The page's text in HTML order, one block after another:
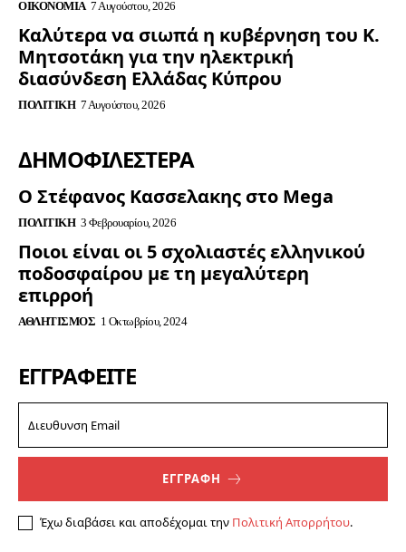
ΟΙΚΟΝΟΜΊΑ 7 Αυγούστου, 2026
Καλύτερα να σιωπά η κυβέρνηση του Κ.
Μητσοτάκη για την ηλεκτρική
διασύνδεση Ελλάδας Κύπρου
ΠΟΛΙΤΙΚΉ 7 Αυγούστου, 2026
ΔΗΜΟΦΙΛΈΣΤΕΡΑ
Ο Στέφανος Κασσελακης στο Mega
ΠΟΛΙΤΙΚΉ 3 Φεβρουαρίου, 2026
Ποιοι είναι οι 5 σχολιαστές ελληνικού
ποδοσφαίρου με τη μεγαλύτερη
επιρροή
ΑΘΛΗΤΙΣΜΌΣ 1 Οκτωβρίου, 2024
ΕΓΓΡΑΦΕΊΤΕ
ΕΓΓΡΑΦΗ
Έχω διαβάσει και αποδέχομαι την Πολιτική Απορρήτου.